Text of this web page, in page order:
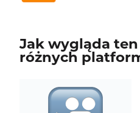
Jak wygląda
różnych